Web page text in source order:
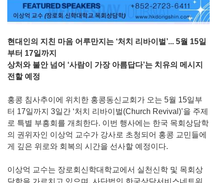
현대인의 지친 마음 어루만지는 ‘처치 리바이벌’... 5월 15일
부터 17일까지
상처와 불안 넘어 ‘사람이 가장 아름답다’는 치유의 메시지
전할 예정
홍콩 침사추이에 위치한 홍콩동신교회가 오는 5월 15일부
터 17일까지 3일간 ‘처치 리바이벌(Church Revival)’을 주제
로 특별 부흥회를 개최한다. 이번 행사에는 한국 목회상담학
의 권위자인 이상억 교수가 강사로 초청되어 홍콩 교민들에
게 깊은 위로와 회복의 시간을 선사할 예정이다.
이상억 교수는 장로회신학대학교에서 실천신학 및 목회상
담학을 가르치고 있으며, 사단법인 한국상담서비스네트워